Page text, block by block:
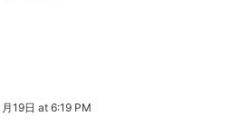
19日 at 6:19 PM